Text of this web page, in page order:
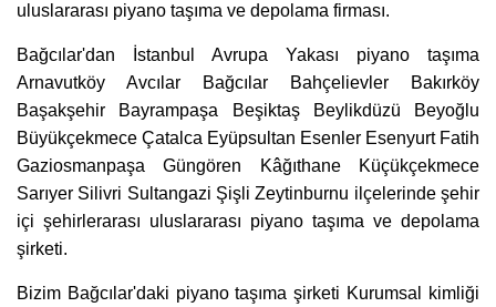
uluslararası piyano taşıma ve depolama firması.
Bağcılar'dan İstanbul Avrupa Yakası piyano taşıma
Arnavutköy Avcılar Bağcılar Bahçelievler Bakırköy
Başakşehir Bayrampaşa Beşiktaş Beylikdüzü Beyoğlu
Büyükçekmece Çatalca Eyüpsultan Esenler Esenyurt Fatih
Gaziosmanpaşa Güngören Kâğıthane Küçükçekmece
Sarıyer Silivri Sultangazi Şişli Zeytinburnu ilçelerinde şehir
içi şehirlerarası uluslararası piyano taşıma ve depolama
şirketi.
Bizim Bağcılar'daki piyano taşıma şirketi Kurumsal kimliği